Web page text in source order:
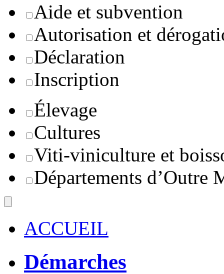
Aide et subvention
Autorisation et
Déclaration
Inscription
Élevage
Cultures
Viti-viniculture et
Départements d’Outre
ACCUEIL
Démarches